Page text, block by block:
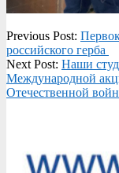
2023-
12-
01
Previous Post:
российского герба
Next Post: Наши
Международной
Отечественной